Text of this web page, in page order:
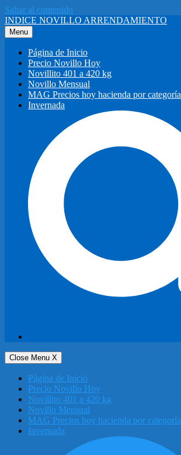
Saltar al contenido
INDICE NOVILLO ARRENDAMIENTO
Menu
Página de Inicio
Precio Novillo Hoy
Novillito 401 a 420 kg
Novillo Mensual
MAG Precios hoy hacienda por categoría
Invernada
Close Menu X
Página de Inicio
Precio Novillo Hoy
Novillito 401 a 420 kg
Novillo Mensual
MAG Precios hoy hacienda por categoría
Invernada